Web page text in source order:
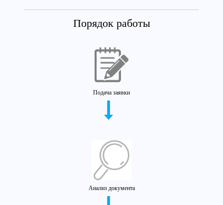
Порядок работы
Подача заявки
Анализ документа